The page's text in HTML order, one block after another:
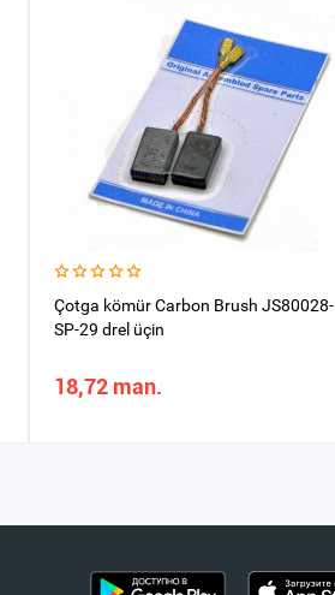
Çotga kömür Carbon Brush JS80028-
SP-29 drel üçin
18,72 man.